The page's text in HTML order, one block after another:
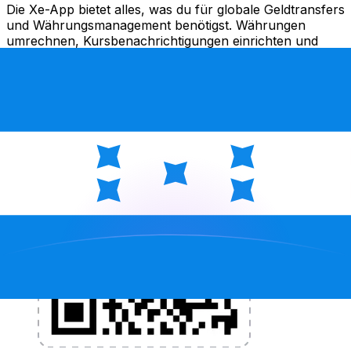
Die Xe-App bietet alles, was du für globale Geldtransfers
und Währungsmanagement benötigst. Währungen
umrechnen, Kursbenachrichtigungen einrichten und